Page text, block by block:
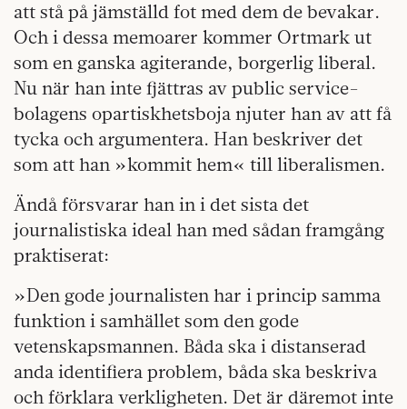
att stå på jämställd fot med dem de bevakar.
Och i dessa memoarer kommer Ortmark ut
som en ganska agiterande, borgerlig liberal.
Nu när han inte fjättras av public service-
bolagens opartiskhetsboja njuter han av att få
tycka och argumentera. Han beskriver det
som att han »kommit hem« till liberalismen.
Ändå försvarar han in i det sista det
journalistiska ideal han med sådan framgång
praktiserat:
»Den gode journalisten har i princip samma
funktion i samhället som den gode
vetenskapsmannen. Båda ska i distanserad
anda identifiera problem, båda ska beskriva
och förklara verkligheten. Det är däremot inte